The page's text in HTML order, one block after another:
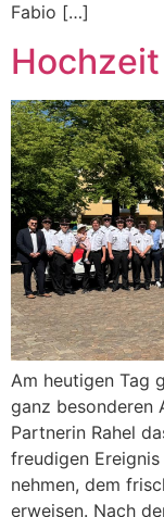
Fabio […]
Am heutigen Tag
ganz besonderen
Partnerin Rahel
freudigen
nehmen, dem
erweisen. Nach